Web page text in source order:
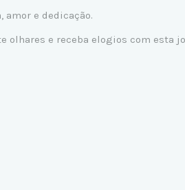
amor e dedicação.
e receba elogios com esta